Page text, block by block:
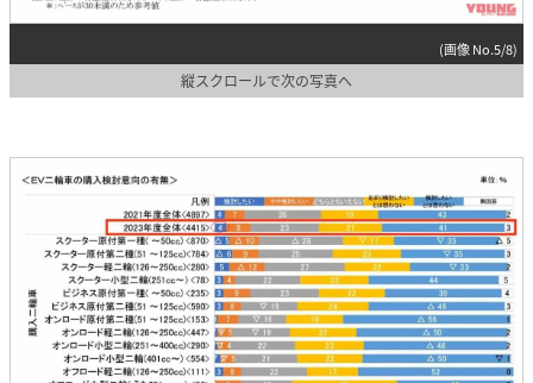
(画像 No.5/8)
縦スクロールで次の写真へ